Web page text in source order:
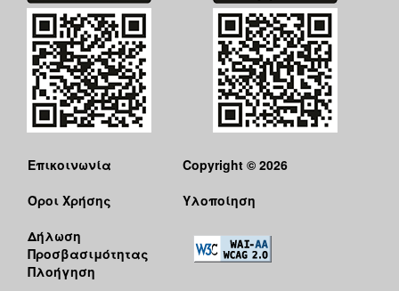
Επικοινωνία
Όροι Χρήσης
Δήλωση
Προσβασιμότητας
Πλοήγηση
Copyright © 2026
Υλοποίηση